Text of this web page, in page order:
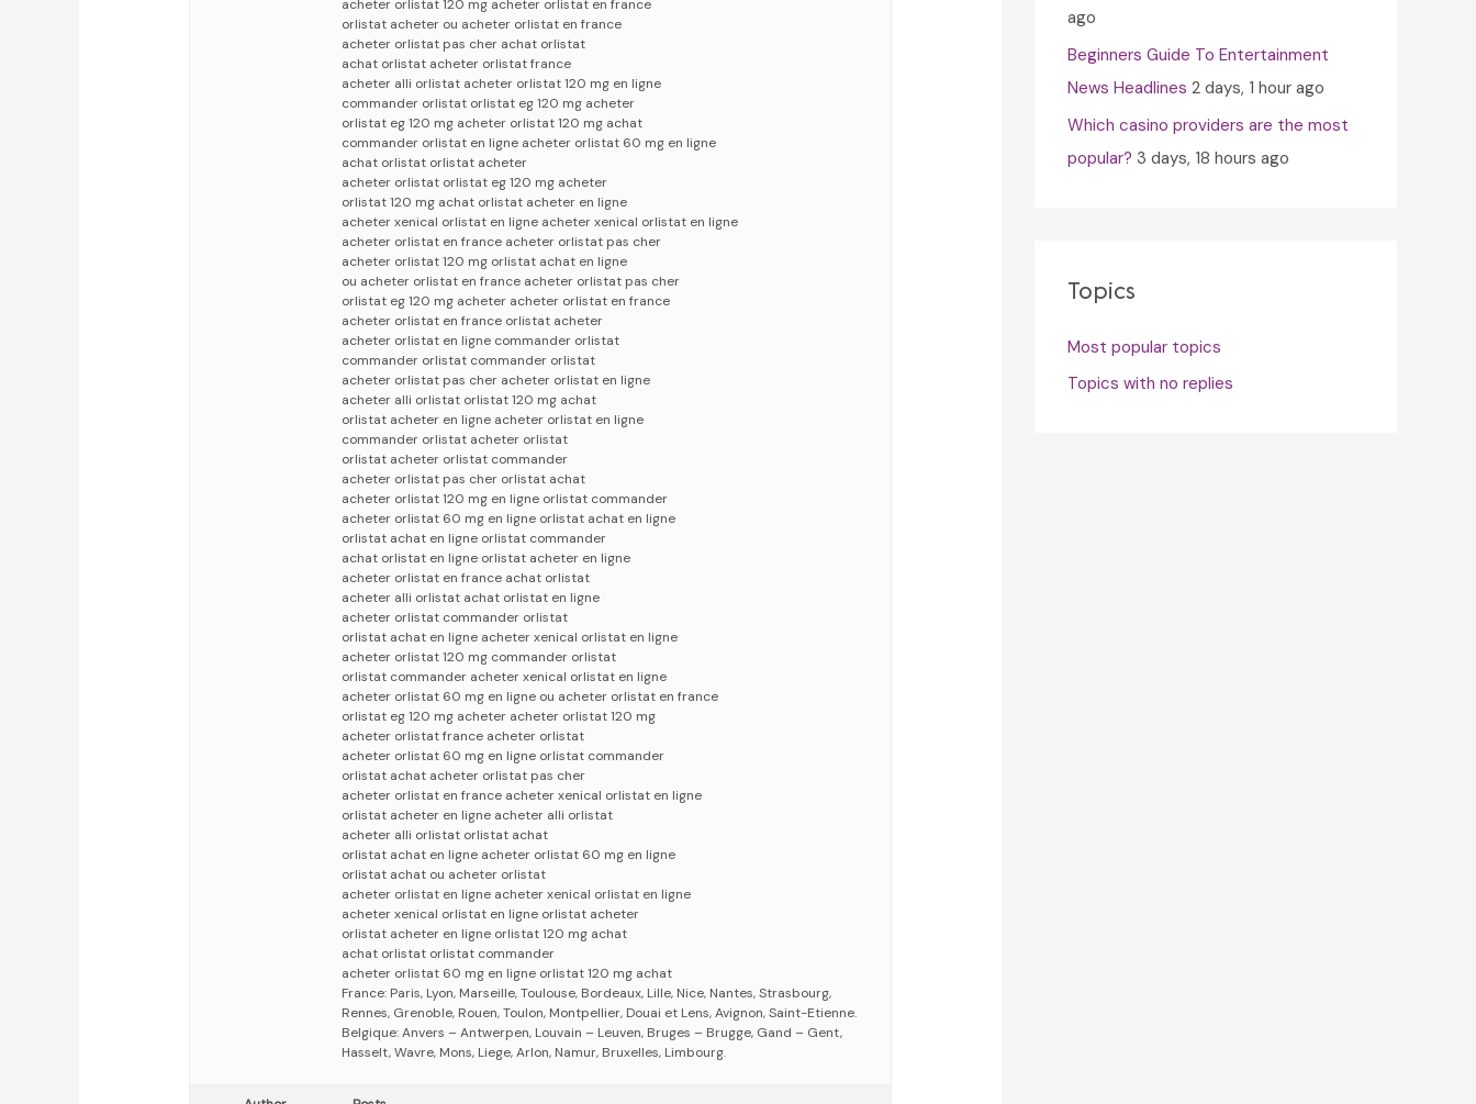
acheter orlistat 120 mg acheter orlistat en france
orlistat acheter ou acheter orlistat en france
acheter orlistat pas cher achat orlistat
achat orlistat acheter orlistat france
acheter alli orlistat acheter orlistat 120 mg en ligne
commander orlistat orlistat eg 120 mg acheter
orlistat eg 120 mg acheter orlistat 120 mg achat
commander orlistat en ligne acheter orlistat 60 mg en ligne
achat orlistat orlistat acheter
acheter orlistat orlistat eg 120 mg acheter
orlistat 120 mg achat orlistat acheter en ligne
acheter xenical orlistat en ligne acheter xenical orlistat en ligne
acheter orlistat en france acheter orlistat pas cher
acheter orlistat 120 mg orlistat achat en ligne
ou acheter orlistat en france acheter orlistat pas cher
orlistat eg 120 mg acheter acheter orlistat en france
acheter orlistat en france orlistat acheter
acheter orlistat en ligne commander orlistat
commander orlistat commander orlistat
acheter orlistat pas cher acheter orlistat en ligne
acheter alli orlistat orlistat 120 mg achat
orlistat acheter en ligne acheter orlistat en ligne
commander orlistat acheter orlistat
orlistat acheter orlistat commander
acheter orlistat pas cher orlistat achat
acheter orlistat 120 mg en ligne orlistat commander
acheter orlistat 60 mg en ligne orlistat achat en ligne
orlistat achat en ligne orlistat commander
achat orlistat en ligne orlistat acheter en ligne
acheter orlistat en france achat orlistat
acheter alli orlistat achat orlistat en ligne
acheter orlistat commander orlistat
orlistat achat en ligne acheter xenical orlistat en ligne
acheter orlistat 120 mg commander orlistat
orlistat commander acheter xenical orlistat en ligne
acheter orlistat 60 mg en ligne ou acheter orlistat en france
orlistat eg 120 mg acheter acheter orlistat 120 mg
acheter orlistat france acheter orlistat
acheter orlistat 60 mg en ligne orlistat commander
orlistat achat acheter orlistat pas cher
acheter orlistat en france acheter xenical orlistat en ligne
orlistat acheter en ligne acheter alli orlistat
acheter alli orlistat orlistat achat
orlistat achat en ligne acheter orlistat 60 mg en ligne
orlistat achat ou acheter orlistat
acheter orlistat en ligne acheter xenical orlistat en ligne
acheter xenical orlistat en ligne orlistat acheter
orlistat acheter en ligne orlistat 120 mg achat
achat orlistat orlistat commander
acheter orlistat 60 mg en ligne orlistat 120 mg achat
France: Paris, Lyon, Marseille, Toulouse, Bordeaux, Lille, Nice, Nantes, Strasbourg,
Rennes, Grenoble, Rouen, Toulon, Montpellier, Douai et Lens, Avignon, Saint-Etienne.
Belgique: Anvers – Antwerpen, Louvain – Leuven, Bruges – Brugge, Gand – Gent,
Hasselt, Wavre, Mons, Liege, Arlon, Namur, Bruxelles, Limbourg.
ago
Beginners Guide To Entertainment
News Headlines 2 days, 1 hour ago
Which casino providers are the most
popular? 3 days, 18 hours ago
Topics
Most popular topics
Topics with no replies